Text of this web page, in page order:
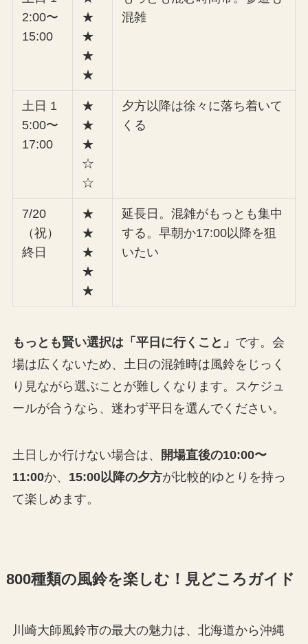
2:00〜
15:00
★
★
★
★
混雑
土日 1
5:00〜
17:00
★
★
★
☆
☆
夕方以降は徐々に落ち着いて
くる
7/20
（祝）
終日
★
★
★
★
★
延長日。混雑がもっとも集中
する。早朝か17:00以降を狙
いたい
もっとも賢い選択は「平日に行くこと」 です。会
場は広くないため、土日の混雑時は風鈴をじっく
り見ながら選ぶことが難しくなります。スケジュ
ールが合うなら、迷わず平日を選んでください。
土日しか行けない場合は、
開場直後の10:00〜
11:00か、 15:00以降の夕方が比較的ゆとりを持っ
て楽しめます。
800種類の風鈴を楽しむ！見どころガイド
川崎大師風鈴市の最大の魅力は、北海道から沖縄